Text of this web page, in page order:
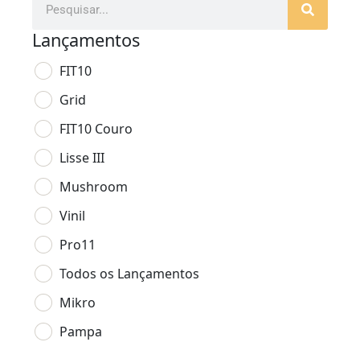
Lançamentos
FIT10
Grid
FIT10 Couro
Lisse III
Mushroom
Vinil
Pro11
Todos os Lançamentos
Mikro
Pampa